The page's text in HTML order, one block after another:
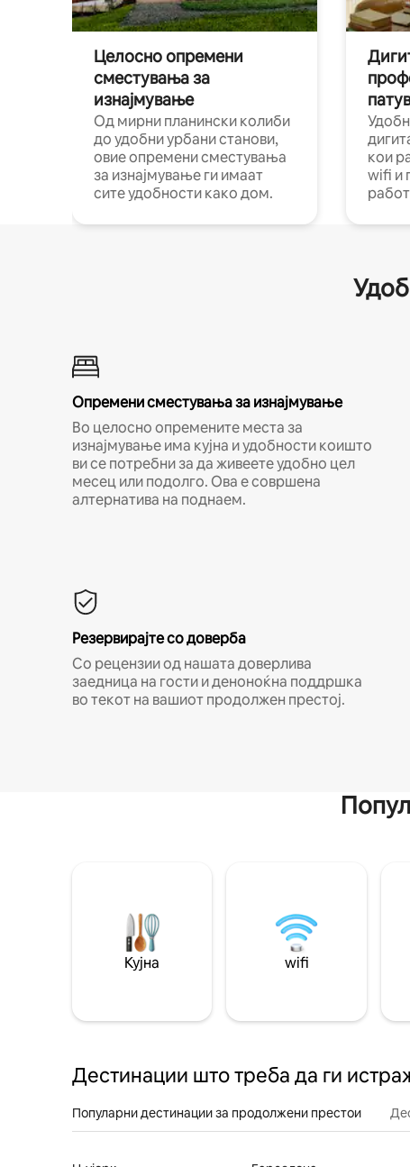
Целосно опремени
сместувања за
изнајмување
Од мирни планински колиби
до удобни урбани станови,
овие опремени сместувања
за изнајмување ги имаат
сите удобности како дом.
кои
wifi и
Опремени сместувања за изнајмување
Во целосно опремените места за
изнајмување има кујна и удобности коишто
ви се потребни за да живеете удобно цел
месец или подолго. Ова е совршена
алтернатива на поднаем.
Резервирајте со доверба
Со рецензии од нашата доверлива
заедница на гости и деноноќна поддршка
во текот на вашиот продолжен престој.
Кујна wifi
Дестинации што треба да ги
Популарни дестинации за продолжени престои